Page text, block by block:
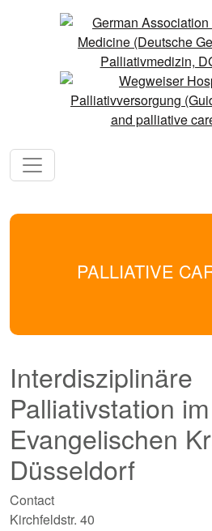
PALLIATIVE
Interdisziplinäre
Palliativstation im
Evangelischen
Düsseldorf
Contact
Kirchfeldstr. 40